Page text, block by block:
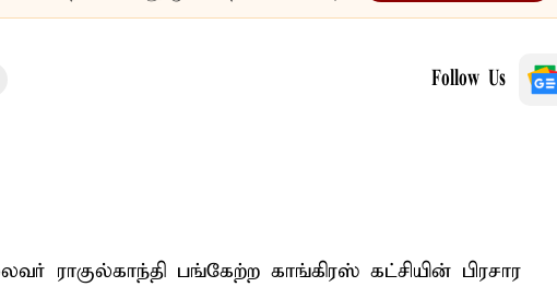
Follow Us
ராகுல்காந்தி பங்கேற்ற காங்கிரஸ் கட்சியின் பிரசார